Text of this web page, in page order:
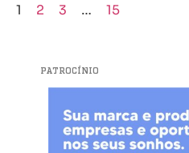
1 2 3 … 15
PATROCÍNIO